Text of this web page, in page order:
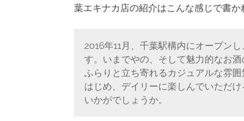
葉エキナカ店の紹介はこんな感じで書か
2016年11月、千葉駅構内にオープン
す。いまでやの、そして魅力的なお
ふらりと立ち寄れるカジュアルな雰
はじめ、デイリーに楽しんでいただ
いかがでしょうか。